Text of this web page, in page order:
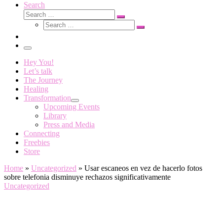
Search
Search
Search
Search
Search
Menu
Hey You!
Let’s talk
The Journey
Healing
Transformation
Upcoming Events
Library
Press and Media
Connecting
Freebies
Store
Home » Uncategorized » Usar escaneos en vez de hacerlo fotos
sobre telefonia disminuye rechazos significativamente
Uncategorized